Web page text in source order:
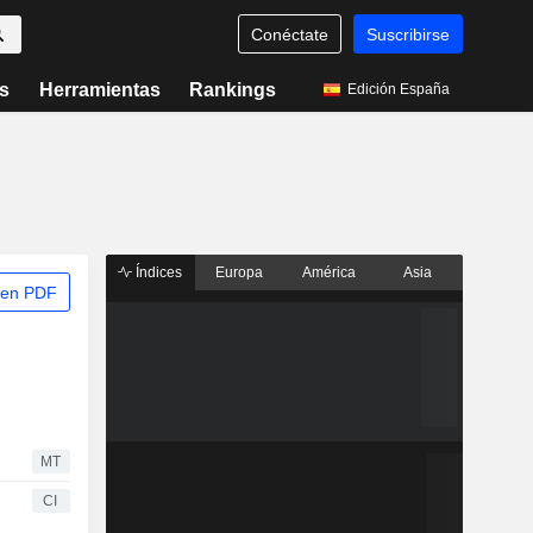
Conéctate Suscribirse
Herramientas Rankings Edición España
PDF
MT
CI
Índices Europa América Asia